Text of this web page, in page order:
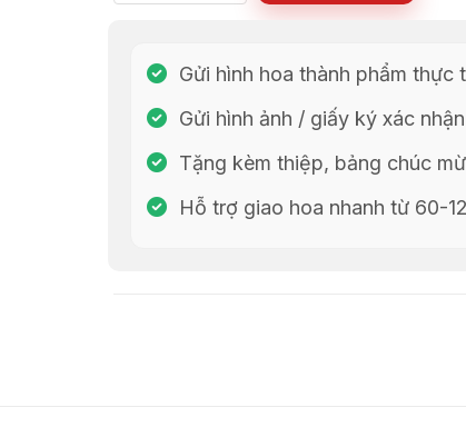
Gửi hình hoa thành phẩm thực
Gửi hình ảnh / giấy ký xác
Tặng kèm thiệp, bảng chúc
Hỗ trợ giao hoa nhanh từ 60-